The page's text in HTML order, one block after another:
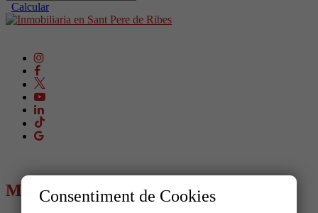
Calcular
MENÚConsentiment de Cookies